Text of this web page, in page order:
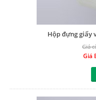
Hộp đựng giấy
Giá
Giá